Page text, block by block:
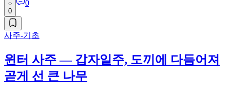
0
0
사주-기초
윈터 사주 — 갑자일주, 도끼에 다듬어져
곧게 선 큰 나무